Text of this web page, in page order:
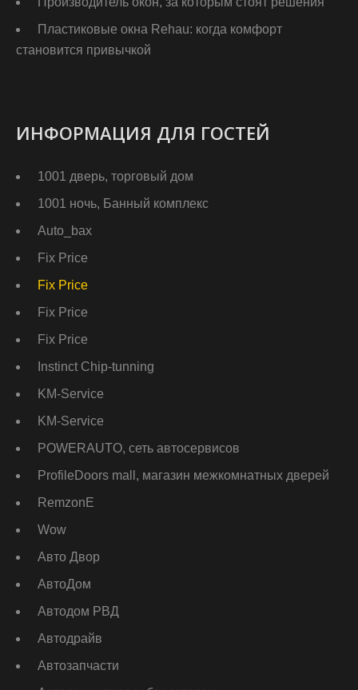
Пластиковые окна Rehau: когда комфорт
становится привычкой
ИНФОРМАЦИЯ ДЛЯ ГОСТЕЙ
1001 дверь, торговый дом
1001 ночь, Банный комплекс
Auto_bax
Fix Price
Fix Price
Fix Price
Fix Price
Instinct Chip-tunning
KM-Service
KM-Service
POWERAUTO, сеть автосервисов
ProfileDoors mall, магазин межкомнатных дверей
RemzonE
Wow
Авто Двор
АвтоДом
Автодом РВД
Автодрайв
Автозапчасти